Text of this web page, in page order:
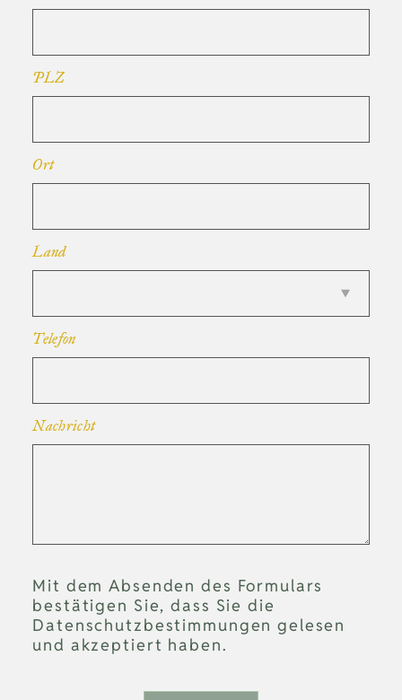
PLZ
Ort
Land
Telefon
Nachricht
Mit dem Absenden des Formulars
bestätigen Sie, dass Sie die
Datenschutzbestimmungen gelesen
und akzeptiert haben.